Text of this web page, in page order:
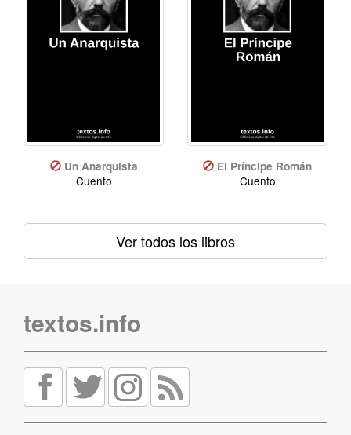
Un Anarquista
Cuento
El Príncipe Román
Cuento
Ver todos los libros
textos.info